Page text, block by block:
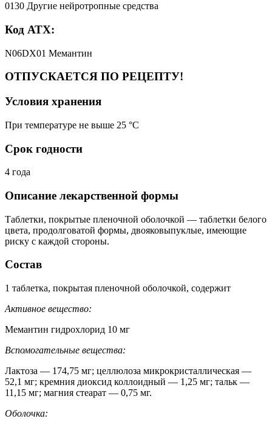
0130 Другие нейротропные средства
Код АТХ:
N06DX01 Мемантин
ОТПУСКАЕТСЯ ПО РЕЦЕПТУ!
Условия хранения
При температуре не выше 25 °C
Срок годности
4 года
Описание лекарственной формы
Таблетки, покрытые пленочной оболочкой — таблетки белого
цвета, продолговатой формы, двояковыпуклые, имеющие
риску с каждой стороны.
Состав
1 таблетка, покрытая пленочной оболочкой, содержит
Активное вещество:
Мемантин гидрохлорид 10 мг
Вспомогательные вещества:
Лактоза — 174,75 мг; целлюлоза микрокристаллическая —
52,1 мг; кремния диоксид коллоидный — 1,25 мг; тальк —
11,15 мг; магния стеарат — 0,75 мг.
Оболочка: